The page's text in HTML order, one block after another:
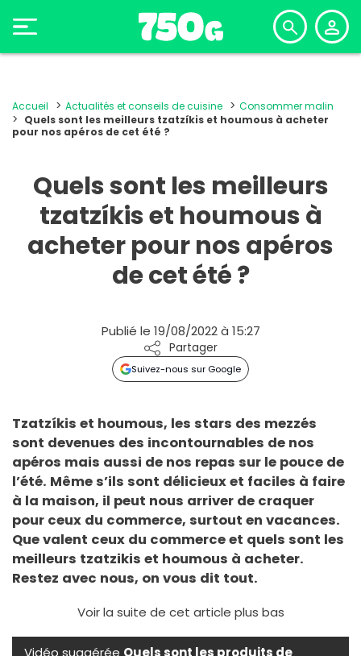
Accueil Actualités et conseils de cuisine
Consommer malin
Quels sont les meilleurs tzatzíkis et houmous à acheter
pour nos apéros de cet été ?
Quels sont les meilleurs
tzatzíkis et houmous à
acheter pour nos apéros
de cet été ?
Publié le 19/08/2022 à 15:27
Partager
Suivez-nous sur Google
Tzatzíkis et houmous, les stars des mezzés
sont devenues des incontournables de nos
apéros mais aussi de nos repas sur le pouce de
l’été. Même s’ils sont délicieux et faciles à faire
à la maison, il peut nous arriver de craquer
pour ceux du commerce, surtout en vacances.
Que valent ceux du commerce et quels sont les
meilleurs tzatzikis et houmous à acheter.
Restez avec nous, on vous dit tout.
Voir la suite de cet article plus bas
Vidéo suggérée Quels sont les produits de